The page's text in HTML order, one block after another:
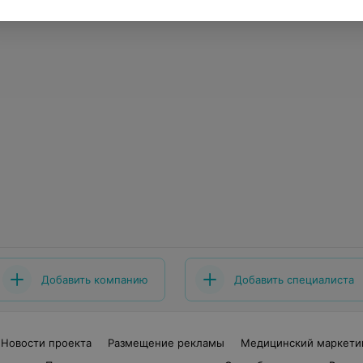
Добавить компанию Добавить специалиста
Новости проекта Размещение рекламы
Медицинский